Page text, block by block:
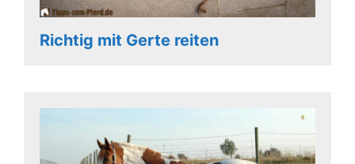
Richtig mit Gerte reiten